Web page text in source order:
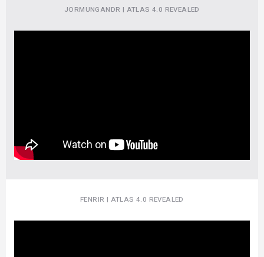
JORMUNGANDR | ATLAS 4.0 REVEALED
FENRIR | ATLAS 4.0 REVEALED